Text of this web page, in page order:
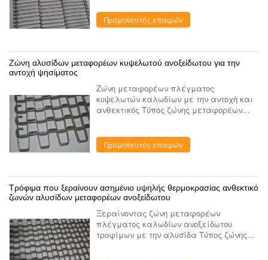
ζώνη μεταφορέων πλέγματος καλωδίων
με ...
Προμηθευτής επαφών
Ζώνη αλυσίδων μεταφορέων κυψελωτού ανοξείδωτου για την
αντοχή ψησίματος
Ζώνη μεταφορέων πλέγματος
κυψελωτών καλωδίων με την αντοχή και
ανθεκτικός Τύπος ζώνης μεταφορέων
μεταφορέων καλωδίων καλείται επίσης
ζώνη ...
Προμηθευτής επαφών
Τρόφιμα που ξεραίνουν ασημένιο υψηλής θερμοκρασίας ανθεκτικό
ζωνών αλυσίδων μεταφορέων ανοξείδωτου
Ξεραίνοντας ζώνη μεταφορέων
πλέγματος καλωδίων ανοξείδωτου
τροφίμων με την αλυσίδα Τύπος ζώνης